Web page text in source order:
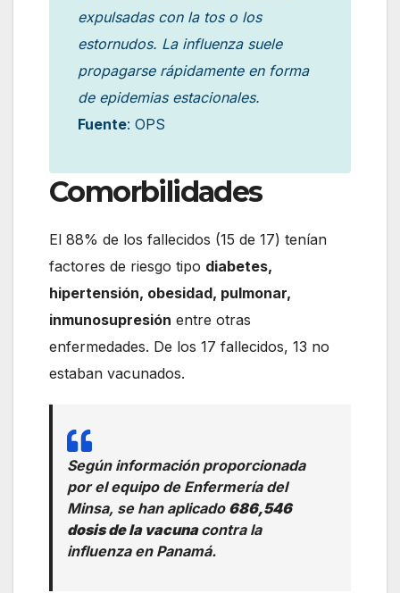
expulsadas con la tos o los
estornudos. La influenza suele
propagarse rápidamente en forma
de epidemias estacionales.
Fuente: OPS
Comorbilidades
El 88% de los fallecidos (15 de 17) tenían
factores de riesgo tipo diabetes,
hipertensión, obesidad, pulmonar,
inmunosupresión entre otras
enfermedades. De los 17 fallecidos, 13 no
estaban vacunados.
Según información proporcionada
por el equipo de Enfermería del
Minsa, se han aplicado 686,546
dosis de la vacunacontra la
influenza en Panamá.